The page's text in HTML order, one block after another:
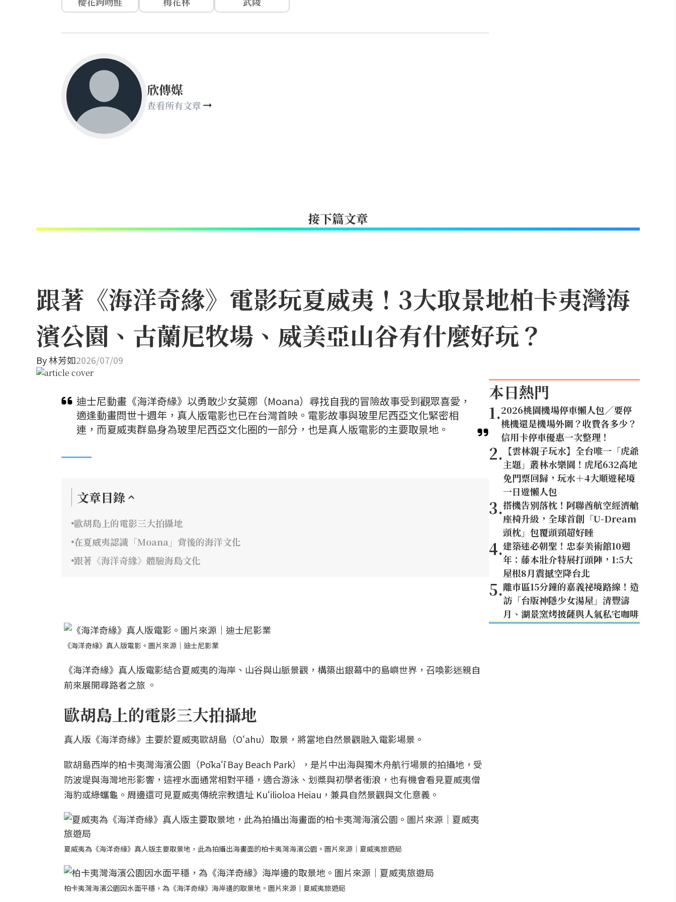
欣傳媒
查看所有文章
接下篇文章
跟著《海洋奇緣》電影玩夏威夷！3大取景地柏卡夷灣海
濱公園、古蘭尼牧場、威美亞山谷有什麼好玩？
By林芳如2026/07/09
迪士尼動畫《海洋奇緣》以勇敢少女莫娜（Moana）尋找自我的冒險故事受到觀眾喜愛，
適逢動畫問世十週年，真人版電影也已在台灣首映。電影故事與玻里尼西亞文化緊密相
連，而夏威夷群島身為玻里尼西亞文化圈的一部分，也是真人版電影的主要取景地。
文章目錄
歐胡島上的電影三大拍攝地
在夏威夷認識「Moana」背後的海洋文化
跟著《海洋奇緣》體驗海島文化
《海洋奇緣》真人版電影。圖片來源｜迪士尼影業
《海洋奇緣》真人版電影結合夏威夷的海岸、山谷與山脈景觀，構築出銀幕中的島嶼世界，召喚影迷親自
前來展開尋路者之旅 。
歐胡島上的電影三大拍攝地
真人版《海洋奇緣》主要於夏威夷歐胡島（Oʻahu）取景，將當地自然景觀融入電影場景。
歐胡島西岸的柏卡夷灣海濱公園（Pōkaʻī Bay Beach Park），是片中出海與獨木舟航行場景的拍攝地，受
防波堤與海灣地形影響，這裡水面通常相對平穩，適合游泳、划槳與初學者衝浪，也有機會看見夏威夷僧
海豹或綠蠵龜。周邊還可見夏威夷傳統宗教遺址 Kuʻilioloa Heiau，兼具自然景觀與文化意義。
夏威夷為《海洋奇緣》真人版主要取景地，此為拍攝出海畫面的柏卡夷灣海濱公園。圖片來源｜夏威夷旅遊局
柏卡夷灣海濱公園因水面平穩，為《海洋奇緣》海岸邊的取景地。圖片來源｜夏威夷旅遊局
本日熱門
1.2026桃園機場停車懶人包／要停
桃機還是機場外圍？收費各多少？
信用卡停車優惠一次整理！
2. 【雲林親子玩水】全台唯一「虎爺
主題」叢林水樂園！虎尾632高地
免門票回歸，玩水＋4大順遊秘境
一日遊懶人包
3.搭機告別落枕！阿聯酋航空經濟艙
座椅升級，全球首創「U-Dream
頭枕」包覆頭頸超好睡
4.建築迷必朝聖！忠泰美術館10週
年：藤本壯介特展打頭陣，1:5大
屋根8月震撼空降台北
5.離市區15分鐘的嘉義祕境路線！造
訪「台版神隱少女湯屋」清豐濤
月、湖景窯烤披薩與人氣私宅咖啡